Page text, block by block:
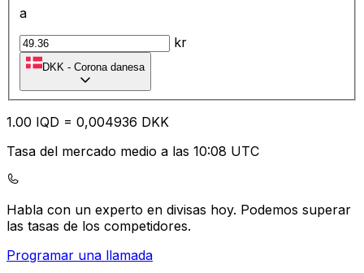
a
kr
DKK - Corona danesa
1.00 IQD = 0,004936 DKK
Tasa del mercado medio a las 10:08 UTC
Habla con un experto en divisas hoy. Podemos superar
las tasas de los competidores.
Programar una llamada